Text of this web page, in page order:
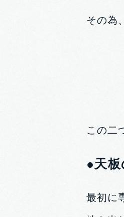
その為
この二
●天
最初に